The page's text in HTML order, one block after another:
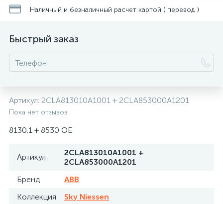
Наличный и безналичный расчет картой ( перевод )
Быстрый заказ
Артикул: 2CLA813010A1001 + 2CLA853000A1201
Пока нет отзывов
8130.1 + 8530 OE
Артикул
2CLA813010A1001 +
2CLA853000A1201
Бренд
ABB
Коллекция
Sky Niessen